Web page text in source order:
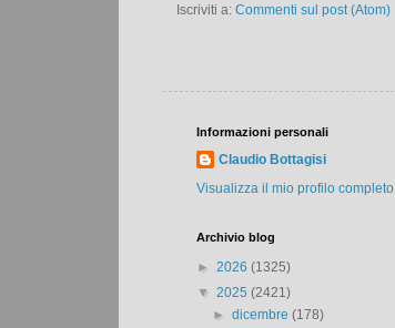
Iscriviti a: Commenti sul post (Atom)
Informazioni personali
Claudio Bottagisi
Visualizza il mio profilo completo
Archivio blog
► 2026 (1325)
▼ 2025 (2421)
►dicembre(178)